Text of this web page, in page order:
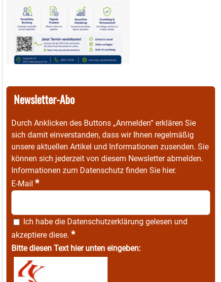
Newsletter-Abo
Durch Anklicken des Buttons „Anmelden“ erklären Sie
sich damit einverstanden, dass wir Ihnen regelmäßig
unsere aktuellen Artikel und Informationen zusenden. Sie
können sich jederzeit von diesem Newsletter abmelden.
Informationen zum Datenschutz finden Sie hier.
E-Mail *
Ich habe die Datenschutzerklärung gelesen und
akzeptiere diese. *
Bitte diesen Text hier unten eingeben: